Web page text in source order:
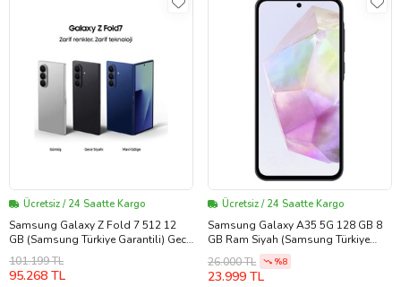
Ücretsiz / 24 Saatte Kargo
Samsung Galaxy Z Fold 7 512 12
GB (Samsung Türkiye Garantili) Gece
Siyahı 512 GB (Mavi)
101.199 TL
95.268 TL
Ücretsiz / 24 Saatte Kargo
Samsung Galaxy A35 5G 128 GB 8
GB Ram Siyah (Samsung Türkiye
Garantili)
26.000 TL %8
23.999 TL